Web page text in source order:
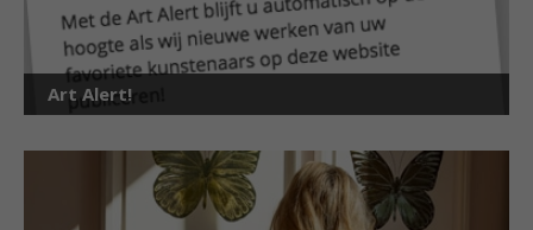
Art Alert!